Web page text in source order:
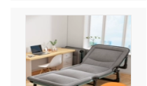
giường tháng ba